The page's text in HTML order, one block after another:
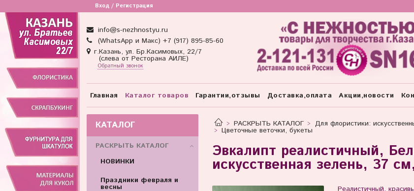
Вход / Регистрация
info@s-nezhnostyu.ru
(WhatsApp и Макс) +7 (917) 895-85-60
г.Казань, ул. Бр.Касимовых, 22/7
(слева от Ресторана АИЛЕ)
Обратный звонок
Главная Каталог товаров Гарантии,отзывы Доставка,оплата Акции,новости
РАСКРЫТЬ КАТАЛОГ Для флористики:
Цветочные веточки, букеты
Эвкалипт реалистичный,
искусственная зелень, 37
Реалистичный,
КАТАЛОГ
РАСКРЫТЬ КАТАЛОГ
НОВИНКИ
Праздники февраля и
весны